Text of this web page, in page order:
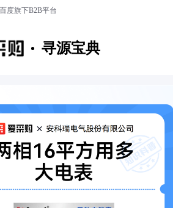
度旗下B2B平台
寻源宝典